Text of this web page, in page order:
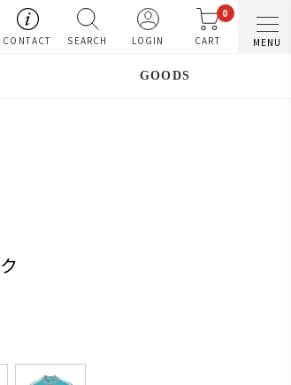
CONTACT SEARCH LOGIN
0
CART MENU
GOODS